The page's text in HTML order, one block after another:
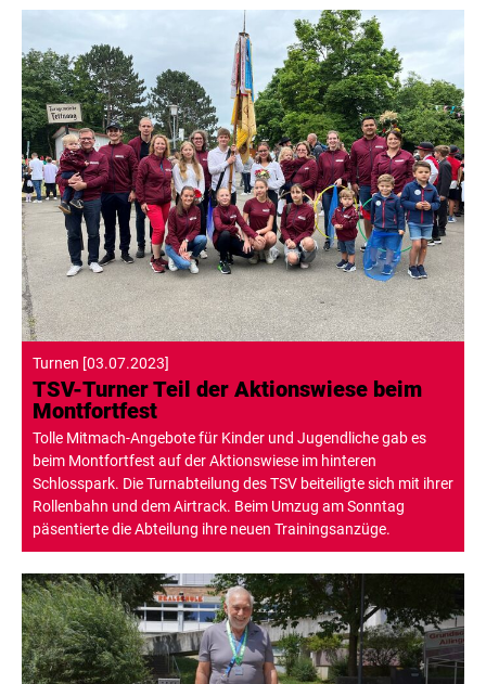
Turnen [03.07.2023]
TSV-Turner Teil der Aktionswiese beim
Montfortfest
Tolle Mitmach-Angebote für Kinder und Jugendliche gab es
beim Montfortfest auf der Aktionswiese im hinteren
Schlosspark. Die Turnabteilung des TSV beiteiligte sich mit ihrer
Rollenbahn und dem Airtrack. Beim Umzug am Sonntag
päsentierte die Abteilung ihre neuen Trainingsanzüge.